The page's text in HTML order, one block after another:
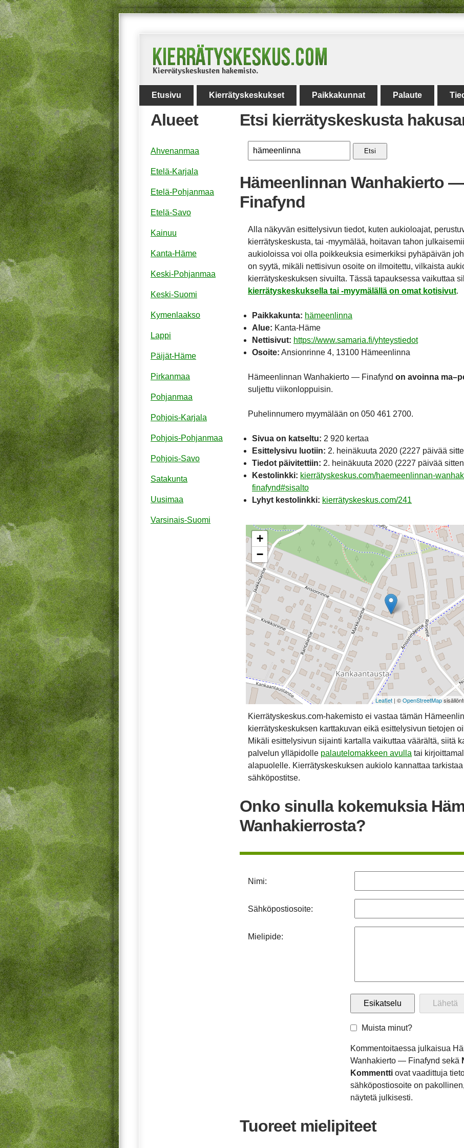
Etusivu Kierrätyskeskukset Paikkakunnat Palaute
Etsi kierrätyskeskusta
Etsi
Hämeenlinnan Wanhakierto —
Finafynd
Alla näkyvän esittelysivun tiedot, kuten aukioloajat,
kierrätyskeskusta, tai -myymälää, hoitavan tahon
aukioloissa voi olla poikkeuksia esimerkiksi pyhäpäivän
on syytä, mikäli nettisivun osoite on ilmoitettu, vilkaista
kierrätyskeskuksen sivuilta. Tässä tapauksessa vaikuttaa
kierrätyskeskuksella tai -myymälällä on omat kotisivut.
Paikkakunta: hämeenlinna
Alue: Kanta-Häme
Nettisivut: https://www.samaria.fi/yhteystiedot
Osoite: Ansionrinne 4, 13100 Hämeenlinna
Hämeenlinnan Wanhakierto — Finafynd on avoinna
suljettu viikonloppuisin.
Puhelinnumero myymälään on 050 461 2700.
Sivua on katseltu: 2 920 kertaa
Esittelysivu luotiin: 2. heinäkuuta 2020 (2227 päivää
Tiedot päivitettiin: 2. heinäkuuta 2020 (2227 päivää
Kestolinkki: kierrätyskeskus.com/haemeenlinnan-
finafynd#sisalto
Lyhyt kestolinkki: kierrätyskeskus.com/241
+
−
Leaflet | ©OpenStreetMap
Kierrätyskeskus.com-hakemisto ei vastaa tämän
kierrätyskeskuksen karttakuvan eikä esittelysivun tietojen
Mikäli esittelysivun sijainti kartalla vaikuttaa väärältä, siitä
palvelun ylläpidolle palautelomakkeen avulla tai
alapuolelle. Kierrätyskeskuksen aukiolo kannattaa
sähköpostitse.
Onko sinulla kokemuksia
Wanhakierrosta?
Nimi:
Sähköpostiosoite:
Mielipide:
Muista minut?
Kommentoitaessa julkaisua
Wanhakierto — Finafynd sekä
Kommentti ovat vaadittuja
sähköpostiosoite on
näytetä julkisesti.
Tuoreet mielipiteet
Alueet
Ahvenanmaa
Etelä-Karjala
Etelä-Pohjanmaa
Etelä-Savo
Kainuu
Kanta-Häme
Keski-Pohjanmaa
Keski-Suomi
Kymenlaakso
Lappi
Päijät-Häme
Pirkanmaa
Pohjanmaa
Pohjois-Karjala
Pohjois-Pohjanmaa
Pohjois-Savo
Satakunta
Uusimaa
Varsinais-Suomi